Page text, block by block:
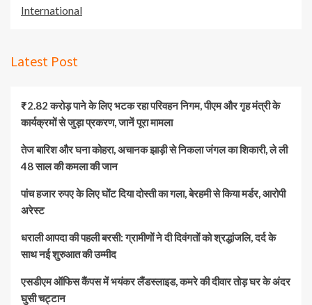
International
Latest Post
₹2.82 करोड़ पाने के लिए भटक रहा परिवहन निगम, पीएम और गृह मंत्री के
कार्यक्रमों से जुड़ा प्रकरण, जानें पूरा मामला
तेज बारिश और घना कोहरा, अचानक झाड़ी से निकला जंगल का शिकारी, ले ली
48 साल की कमला की जान
पांच हजार रुपए के लिए घोंट दिया दोस्ती का गला, बेरहमी से किया मर्डर, आरोपी
अरेस्ट
धराली आपदा की पहली बरसी: ग्रामीणों ने दी दिवंगतों को श्रद्धांजलि, दर्द के
साथ नई शुरुआत की उम्मीद
एसडीएम ऑफिस कैंपस में भयंकर लैंडस्लाइड, कमरे की दीवार तोड़ घर के अंदर
घुसी चट्टान